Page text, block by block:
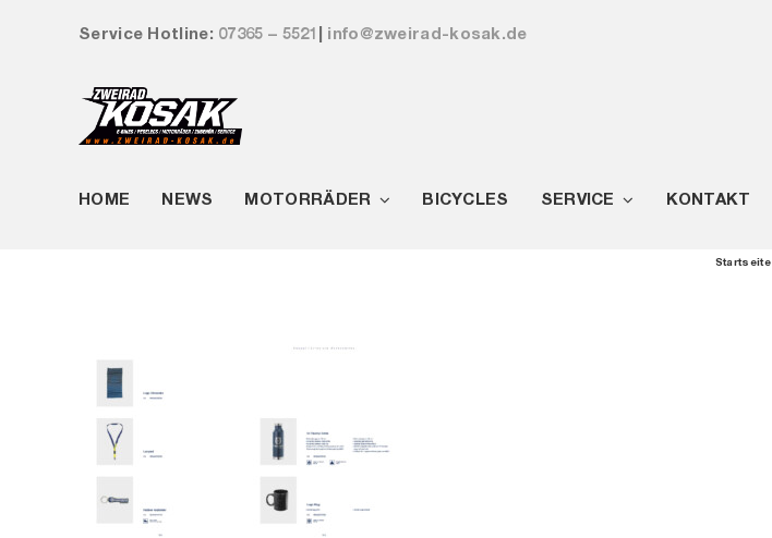
Service Hotline: 07365 – 5521 info@zweirad-kosak.de
HOME NEWS MOTORRÄDER BICYCLES SERVICE KONTAKT
Startseite